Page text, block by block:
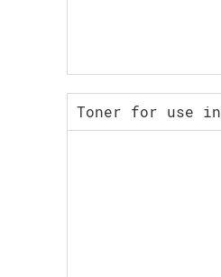
Toner for use in